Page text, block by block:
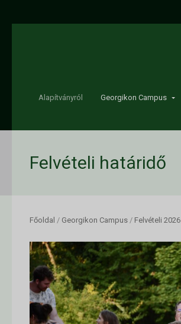
Alapítványról Georgikon Campus
Felvételi határidő
Főoldal / Georgikon Campus / Felvételi 2026